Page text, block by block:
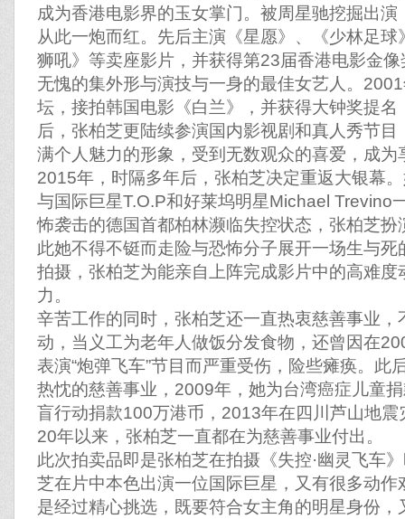
成为香港电影界的玉女掌门。被周星驰挖掘出
从此一炮而红。先后主演《星愿》、《少林足
狮吼》等卖座影片，并获得第23届香港电影金
无愧的集外形与演技与一身的最佳女艺人。
坛，接拍韩国电影《白兰》，并获得大钟奖提
后，张柏芝更陆续参演国内影视剧和真人秀节
满个人魅力的形象，受到无数观众的喜爱，成
2015年，时隔多年后，张柏芝决定重返大银幕
与国际巨星T.O.P和好莱坞明星Michael Trevino
怖袭击的德国首都柏林濒临失控状态，张柏芝
此她不得不铤而走险与恐怖分子展开一场生与
拍摄，张柏芝为能亲自上阵完成影片中的高难
力。
辛苦工作的同时，张柏芝还一直热衷慈善事业
动，当义工为老年人做饭分发食物，还曾因在
表演“炮弹飞车”节目而严重受伤，险些瘫痪。此
热忱的慈善事业，2009年，她为台湾癌症儿童
盲行动捐款100万港币，2013年在四川芦山地震
20年以来，张柏芝一直都在为慈善事业付出。
此次拍卖品即是张柏芝在拍摄《失控·幽灵飞车
芝在片中本色出演一位国际巨星，又有很多动
是经过精心挑选，既要符合女主角的明星身份